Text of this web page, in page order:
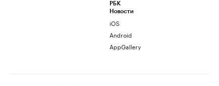
РБК
Новости
iOS
Android
AppGallery